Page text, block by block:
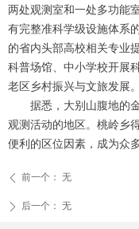
两处观测室和一处多功能
有完整准科学级设施体系
的省内头部高校相关专业
科普场馆、中小学校开展
老区乡村振兴与文旅发展。
据悉，大别山腹地的金
观测活动的地区。桃岭乡
便利的区位因素，成为众
ꄴ 前一个： 无
ꄲ 后一个： 无